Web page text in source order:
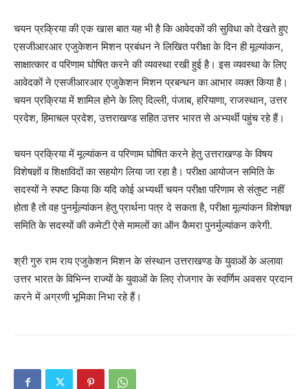
चयन प्रक्रिया की एक खास बात यह भी है कि आवेदकों की सुविधा को देखते हुए
एसजीआरआर एजुकेशन मिशन प्रबंधन ने लिखित परीक्षा के दिन ही मूल्यांकन,
साक्षात्कार व परिणाम घोषित करने की व्यवस्था रखी हुई है। इस व्यवस्था के लिए
आवेदकों ने एसजीआरआर एजुकेशन मिशन प्रबन्धन का आभार व्यक्त किया है।
चयन प्रक्रिया में शामिल होने के लिए दिल्ली, पंजाब, हरियाणा, राजस्थान, उत्तर
प्रदेश, हिमाचल प्रदेश, उत्तराखण्ड सहित उत्तर भारत से अभ्यर्थी पहुंच रहे हैं।
चयन प्रक्रिया में मूल्यांकन व परिणाम घोषित करने हेतु उत्तराखण्ड के विषय
विशेषज्ञों व शिक्षाविदों का सहयोग लिया जा रहा है। परीक्षा आयोजन समिति के
सदस्यों ने स्पष्ट किया कि यदि कोई अभ्यर्थी चयन परीक्षा परिणाम से संतुष्ट नहीं
होता है तो वह पुनर्मूल्यांकन हेतु प्रार्थना पत्र दे सकता है, परीक्षा मूल्यांकन विशेषज्ञ
समिति के सदस्यों की कमेटी ऐसे मामलों का ऑन कैमरा पुनर्मुल्यांकन करेगी.
श्री गुरु राम राय एजुकेशन मिशन के संस्थान उत्तराखण्ड के युवाओं के अलावा
उत्तर भारत के विभिन्न राज्यों के युवाओं के लिए रोजगार के स्वर्णिम अवसर प्रदान
करने में अग्रणी भूमिका निभा रहे हैं।